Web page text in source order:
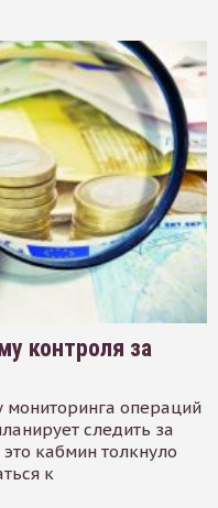
контроля за
мониторинга операций
следить за
кабмин толкнуло
к